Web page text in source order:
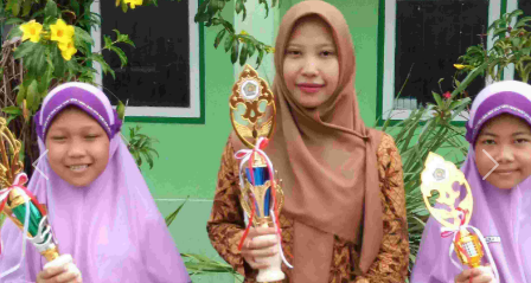
Previous Next